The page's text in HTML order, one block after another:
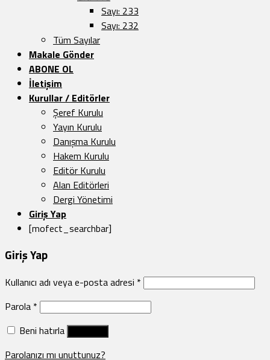
Sayı: 233
Sayı: 232
Tüm Sayılar
Makale Gönder
ABONE OL
İletişim
Kurullar / Editörler
Şeref Kurulu
Yayın Kurulu
Danışma Kurulu
Hakem Kurulu
Editör Kurulu
Alan Editörleri
Dergi Yönetimi
Giriş Yap
[mofect_searchbar]
Giriş Yap
Kullanıcı adı veya e-posta adresi *
Parola *
Beni hatırla
Parolanızı mı unuttunuz?